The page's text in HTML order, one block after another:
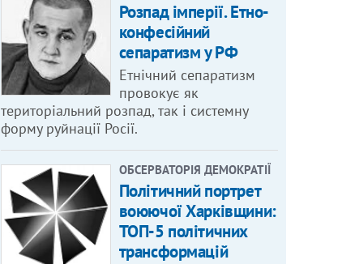
Розпад імперії. Етно-
конфесійний
сепаратизм у РФ
Етнічний сепаратизм
провокує як
територіальний розпад, так і системну
форму руйнації Росії.
ОБСЕРВАТОРІЯ ДЕМОКРАТІЇ
Політичний портрет
воюючої Харківщини:
ТОП-5 політичних
трансформацій